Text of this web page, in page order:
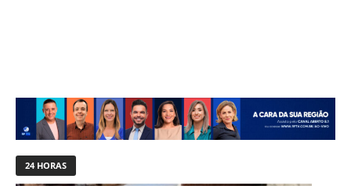
24 HORAS